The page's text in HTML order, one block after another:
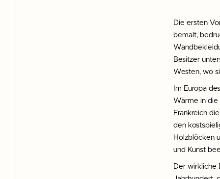
Die ersten
bemalt,
Besitzer
Westen, wo
Im Europa
Wärme in die
Frankreich
den
Holzblöcken
und Kunst
Der wirkliche